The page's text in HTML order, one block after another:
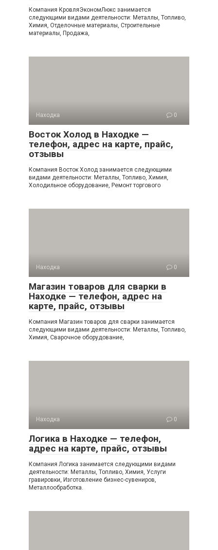
Компания КровляЭкономЛюкс занимается
следующими видами деятельности: Металлы, Топливо,
Химия, Отделочные материалы, Строительные
материалы, Продажа,
Находка 0
Восток Холод в Находке —
телефон, адрес на карте, прайс,
отзывы
Компания Восток Холод занимается следующими
видами деятельности: Металлы, Топливо, Химия,
Холодильное оборудование, Ремонт торгового
Находка 0
Магазин товаров для сварки в
Находке — телефон, адрес на
карте, прайс, отзывы
Компания Магазин товаров для сварки занимается
следующими видами деятельности: Металлы, Топливо,
Химия, Сварочное оборудование,
Находка 0
Логика в Находке — телефон,
адрес на карте, прайс, отзывы
Компания Логика занимается следующими видами
деятельности: Металлы, Топливо, Химия, Услуги
гравировки, Изготовление бизнес-сувениров,
Металлообработка.